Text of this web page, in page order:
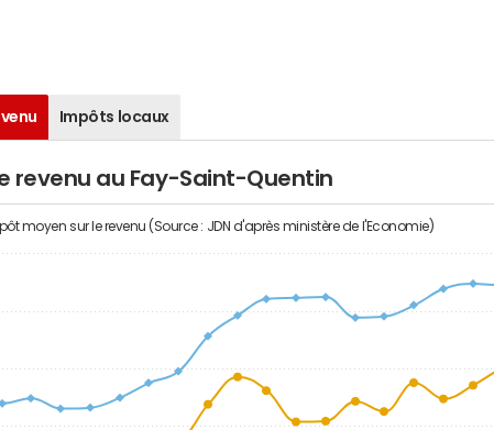
Impôts locaux
revenu au Fay-Saint-Quentin
moyen sur le revenu (Source : JDN d'après ministère de l'Economie)